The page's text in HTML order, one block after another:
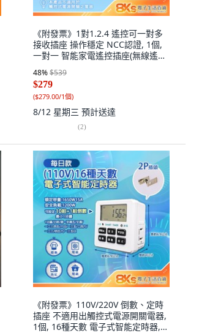
《附發票》1對1.2.4 遙控可一對多
接收插座 操作穩定 NCC認證, 1個,
一對一 智能家電遙控插座(無線遙
控), 白色, 11.5cm
48%$539
$279
($279.00/1個)
8/12 星期三 預計送達
(2)
《附發票》110V/220V 倒數、定時
插座 不適用出觸控式電源開關電器,
1個, 16種天數 電子式智能定時器,